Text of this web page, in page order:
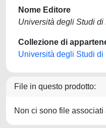
Nome Editore
Università degli Studi di
Collezione di
Università degli Studi di
File in questo prodotto:
Non ci sono file associati